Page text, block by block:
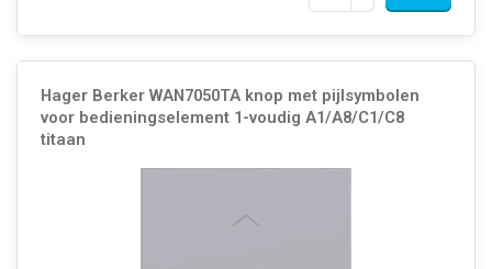
Hager Berker WAN7050TA knop met pijlsymbolen
voor bedieningselement 1-voudig A1/A8/C1/C8
titaan